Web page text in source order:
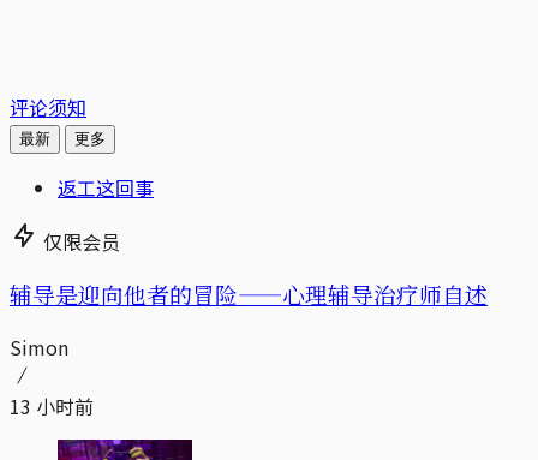
评论须知
最新 更多
返工这回事
仅限会员
辅导是迎向他者的冒险——心理辅导治疗师自述
Simon
13 小时前